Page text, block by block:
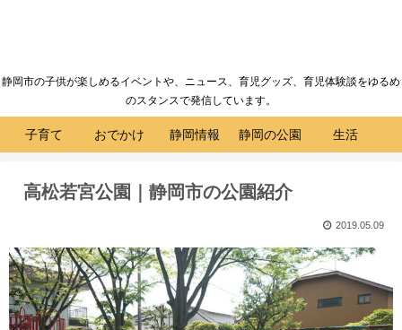
静岡市の子供が楽しめるイベントや、ニュース、育児グッズ、育児体験談をゆるめ
のスタンスで発信しています。
子育て おでかけ 静岡情報 静岡の公園 生活
高松若宮公園｜静岡市の公園紹介
2019.05.09